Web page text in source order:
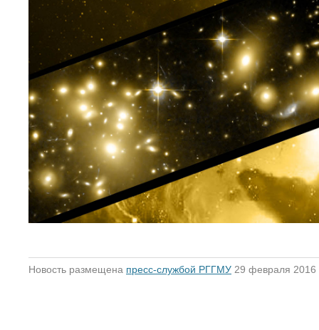
Новость размещена пресс-службой РГГМУ 29 февраля 2016